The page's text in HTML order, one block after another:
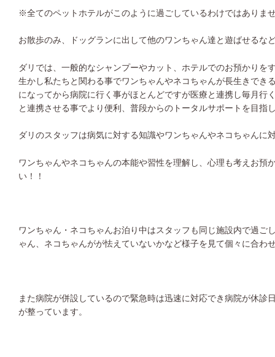
※全てのペットホテルがこのように過ごしているわけではありま
お散歩のみ、ドッグランに出して他のワンちゃん達と遊ばせるな
ダリでは、一般的なシャンプーやカット、ホテルでのお預かりを
生かし私たちと関わる事でワンちゃんやネコちゃんが長生きで
になってから病院に行く事がほとんどですが医療と連携し毎月行
と連携させる事でより便利、普段からのトータルサポートを目指
ダリのスタッフは病気に対する知識やワンちゃんやネコちゃんに
ワンちゃんやネコちゃんの本能や習性を理解し、心理も考えお預
い！！
ワンちゃん・ネコちゃんお泊り中はスタッフも同じ施設内で過ご
ゃん、ネコちゃんがが怯えていないかなど様子を見て個々に合わ
また病院が併設しているので緊急時は迅速に対応でき病院が休診
が整っています。